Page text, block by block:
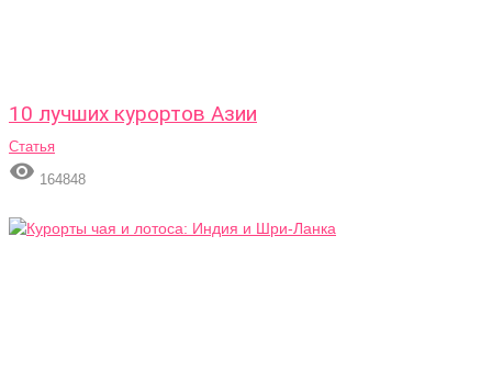
10 лучших курортов Азии
Статья
 164848